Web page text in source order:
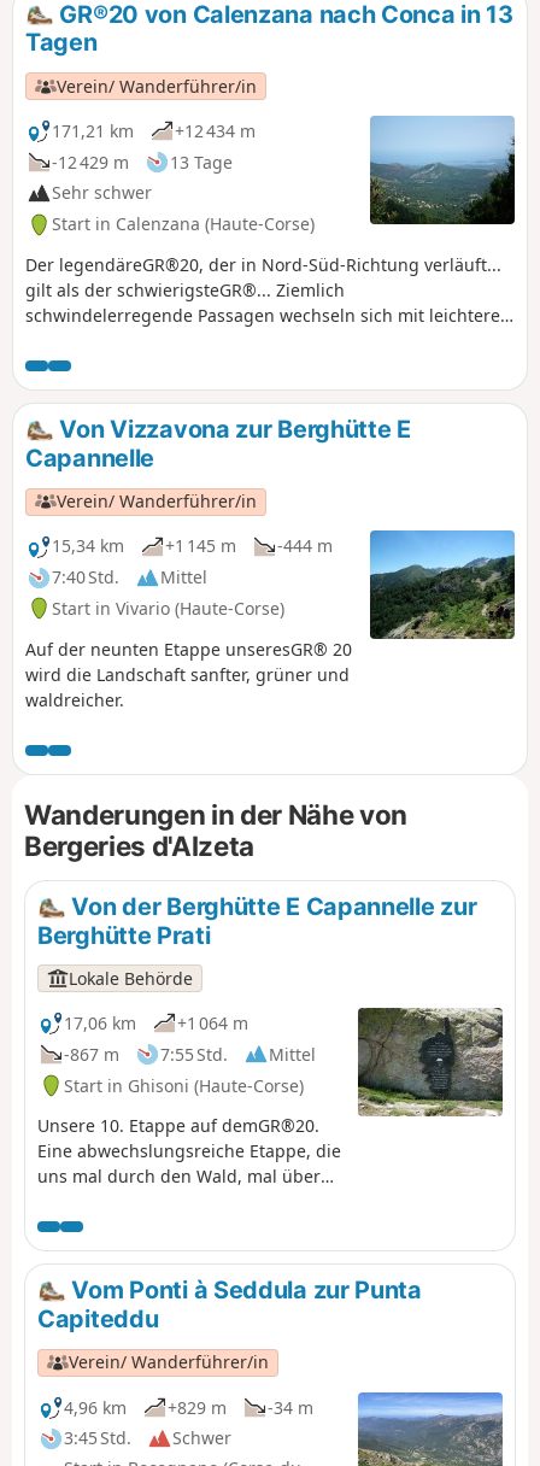
GR®20 von Calenzana nach Conca in 13
Tagen
Verein/ Wanderführer/in
171,21 km
+12 434 m
-12 429 m
13 Tage
Sehr schwer
Start in Calenzana (Haute-Corse)
Der legendäreGR®20, der in Nord-Süd-Richtung verläuft...
gilt als der schwierigsteGR®... Ziemlich
schwindelerregende Passagen wechseln sich mit leichteren
Landschaften
Von Vizzavona zur Berghütte E
Capannelle
Verein/ Wanderführer/in
15,34 km
+1 145 m
-444 m
7:40 Std.
Mittel
Start in Vivario (Haute-Corse)
Auf der neunten Etappe unseresGR® 20
wird die Landschaft sanfter, grüner und
waldreicher.
Wanderungen in der Nähe von
Bergeries d'Alzeta
Von der Berghütte E Capannelle zur
Berghütte Prati
Lokale Behörde
17,06 km
+1 064 m
-867 m
7:55 Std.
Mittel
Start in Ghisoni (Haute-Corse)
Unsere 10. Etappe auf demGR®20.
Eine abwechslungsreiche Etappe, die
uns mal durch den Wald, mal über
Vom Ponti à Seddula zur Punta
Capiteddu
Verein/ Wanderführer/in
4,96 km
+829 m
-34 m
3:45 Std.
Schwer